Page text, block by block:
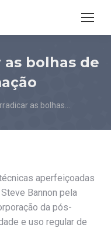
as bolhas de
as bolhas…
aperfeiçoadas
Bannon pela
da pós-
e uso regular de